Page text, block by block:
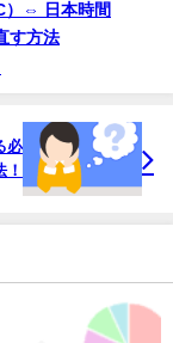
）⇔ 日本時間
す方法
必